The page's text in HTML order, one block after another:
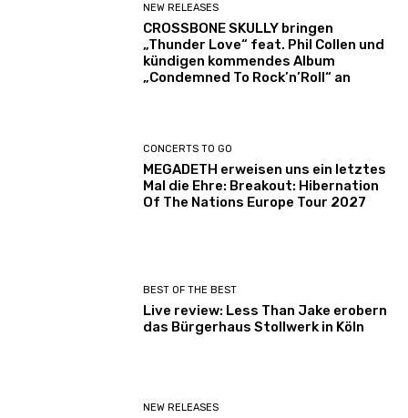
NEW RELEASES
CROSSBONE SKULLY bringen
„Thunder Love“ feat. Phil Collen und
kündigen kommendes Album
„Condemned To Rock’n’Roll“ an
CONCERTS TO GO
MEGADETH erweisen uns ein letztes
Mal die Ehre: Breakout: Hibernation
Of The Nations Europe Tour 2027
BEST OF THE BEST
Live review: Less Than Jake erobern
das Bürgerhaus Stollwerk in Köln
NEW RELEASES